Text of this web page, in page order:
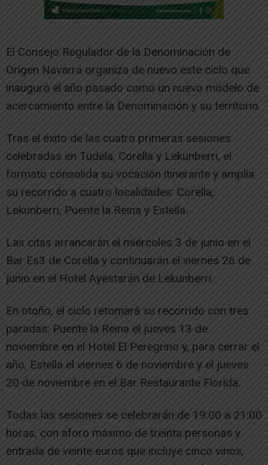
El Consejo Regulador de la Denominación de
Origen Navarra organiza de nuevo este ciclo que
inauguró el año pasado como un nuevo modelo de
acercamiento entre la Denominación y su territorio.
Tras el éxito de las cuatro primeras sesiones
celebradas en Tudela, Corella y Lekunberri, el
formato consolida su vocación itinerante y amplía
su recorrido a cuatro localidades: Corella,
Lekunberri, Puente la Reina y Estella.
Las citas arrancarán el miércoles 3 de junio en el
Bar Es3 de Corella y continuarán el viernes 26 de
junio en el Hotel Ayestarán de Lekunberri.
En otoño, el ciclo retomará su recorrido con tres
paradas: Puente la Reina el jueves 13 de
noviembre en el Hotel El Peregrino y, para cerrar el
año, Estella el viernes 6 de noviembre y el jueves
20 de noviembre en el Bar Restaurante Florida.
Todas las sesiones se celebrarán de 19:00 a 21:00
horas, con aforo máximo de treinta personas y
entrada de veinte euros que incluye cinco vinos,